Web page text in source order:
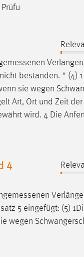
bestanden. * (4) 1
sie wegen
Art, Ort und Zeit der
wird. 4 Die
4
5 eingefügt: (5)
wegen